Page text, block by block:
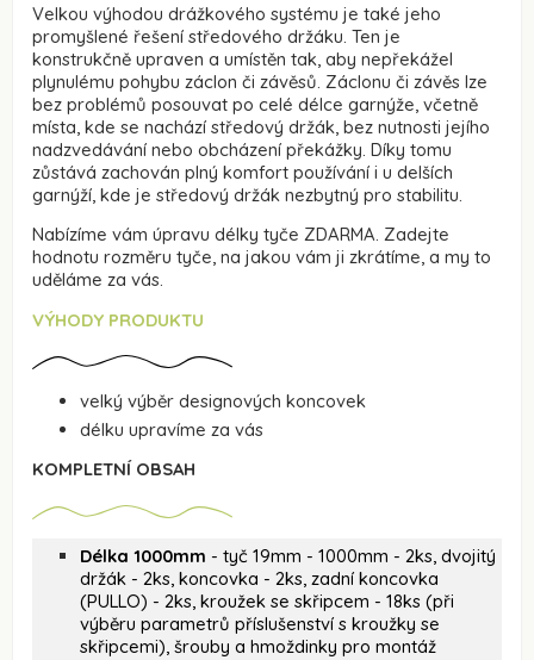
Velkou výhodou drážkového systému je také jeho
promyšlené řešení středového držáku. Ten je
konstrukčně upraven a umístěn tak, aby nepřekážel
plynulému pohybu záclon či závěsů. Záclonu či závěs lze
bez problémů posouvat po celé délce garnýže, včetně
místa, kde se nachází středový držák, bez nutnosti jejího
nadzvedávání nebo obcházení překážky. Díky tomu
zůstává zachován plný komfort používání i u delších
garnýží, kde je středový držák nezbytný pro stabilitu.
Nabízíme vám úpravu délky tyče ZDARMA. Zadejte
hodnotu rozměru tyče, na jakou vám ji zkrátíme, a my to
uděláme za vás.
VÝHODY PRODUKTU
velký výběr designových koncovek
délku upravíme za vás
KOMPLETNÍ OBSAH
Délka 1000mm - tyč 19mm - 1000mm - 2ks, dvojitý
držák - 2ks, koncovka - 2ks, zadní koncovka
(PULLO) - 2ks, kroužek se skřipcem - 18ks (při
výběru parametrů příslušenství s kroužky se
skřipcemi), šrouby a hmoždinky pro montáž